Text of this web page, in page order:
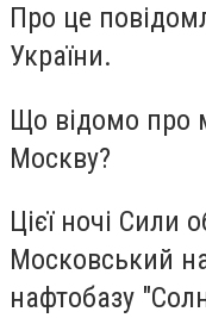
Про це
України.
Що відомо про
Москву?
Цієї ночі Сили
Московський
нафтобазу